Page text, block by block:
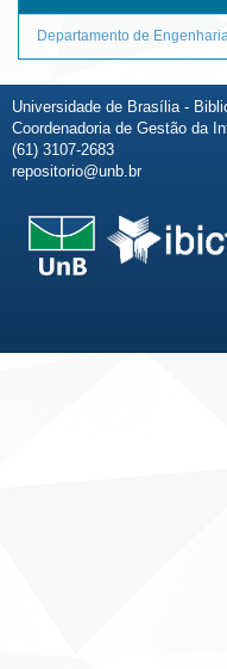
Departamento de Engenharia
Universidade de Brasília -
Coordenadoria de Gestão da
(61) 3107-2683
repositorio@unb.br